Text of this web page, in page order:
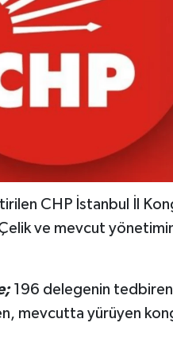
CHP İstanbul İl
ve mevcut
196 delegenin
mevcutta yürüyen